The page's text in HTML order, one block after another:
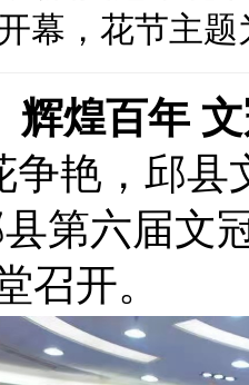
幕，花节主题
辉煌百
争艳，邱县
第六届文
召开。